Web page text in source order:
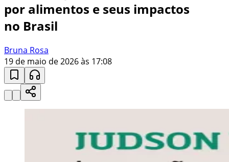
por alimentos e seus impactos
no Brasil
Bruna Rosa
19 de maio de 2026 às 17:08